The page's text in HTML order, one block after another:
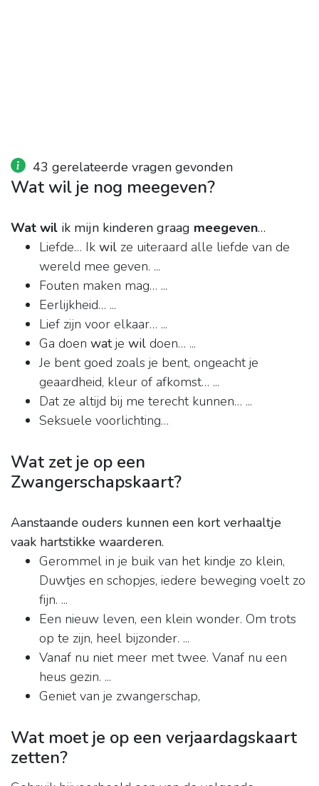
43 gerelateerde vragen gevonden
Wat wil je nog meegeven?
Wat wil ik mijn kinderen graag meegeven…
Liefde… Ik wil ze uiteraard alle liefde van de
wereld mee geven. ...
Fouten maken mag… ...
Eerlijkheid… ...
Lief zijn voor elkaar… ...
Ga doen watje wil doen… ...
Je bent goed zoals je bent, ongeacht je
geaardheid, kleur of afkomst… ...
Dat ze altijd bij me terecht kunnen… ...
Seksuele voorlichting…
Wat zet je op een
Zwangerschapskaart?
Aanstaande ouders kunnen een kort verhaaltje
vaak hartstikke waarderen.
Gerommel in je buik van het kindje zo klein,
Duwtjes en schopjes, iedere beweging voelt zo
fijn. ...
Een nieuw leven, een klein wonder. Om trots
op te zijn, heel bijzonder. ...
Vanaf nu niet meer met twee. Vanaf nu een
heus gezin. ...
Geniet van je zwangerschap,
Wat moet je op een verjaardagskaart
zetten?